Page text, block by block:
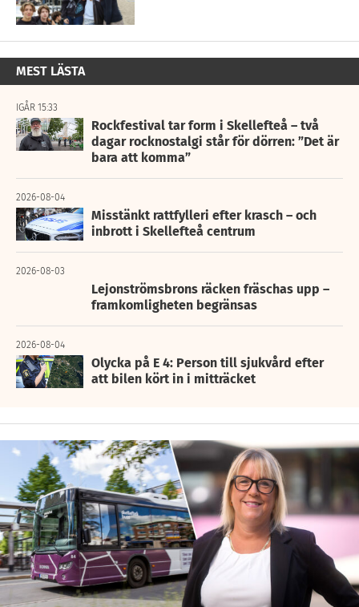
MEST LÄSTA
IGÅR 15:33
Rockfestival tar form i Skellefteå – två
dagar rocknostalgi står för dörren: ”Det är
bara att komma”
2026-08-04
Misstänkt rattfylleri efter krasch – och
inbrott i Skellefteå centrum
2026-08-03
Lejonströmsbrons räcken fräschas upp –
framkomligheten begränsas
2026-08-04
Olycka på E 4: Person till sjukvård efter
att bilen kört in i mitträcket